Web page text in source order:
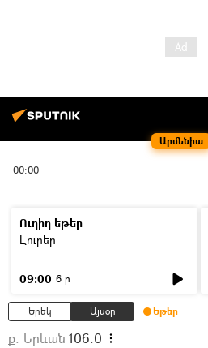
Արմենիա
00:00
Ուղիղ եթեր
Լուրեր
09:00 6 ր
Երեկ Այսօր Եթեր
ք. Երևան 106.0